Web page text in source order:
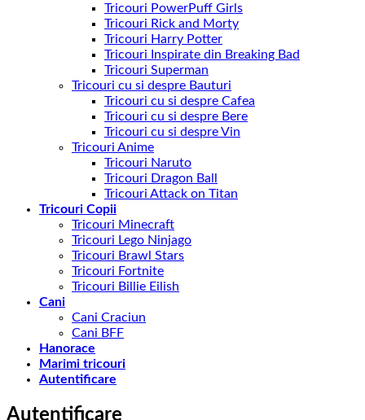
Tricouri PowerPuff Girls
Tricouri Rick and Morty
Tricouri Harry Potter
Tricouri Inspirate din Breaking Bad
Tricouri Superman
Tricouri cu si despre Bauturi
Tricouri cu si despre Cafea
Tricouri cu si despre Bere
Tricouri cu si despre Vin
Tricouri Anime
Tricouri Naruto
Tricouri Dragon Ball
Tricouri Attack on Titan
Tricouri Copii
Tricouri Minecraft
Tricouri Lego Ninjago
Tricouri Brawl Stars
Tricouri Fortnite
Tricouri Billie Eilish
Cani
Cani Craciun
Cani BFF
Hanorace
Marimi tricouri
Autentificare
Autentificare